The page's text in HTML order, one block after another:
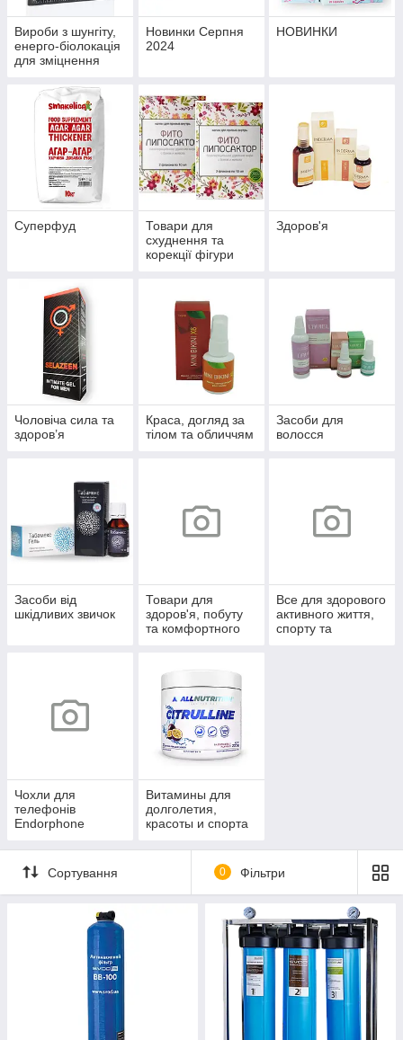
Вироби з шунгіту,
енерго-біолокація
для зміцнення
профілактики
хвороб
Новинки Серпня
2024
НОВИНКИ
Суперфуд
Товари для
схуднення та
корекції фігури
Здоров'я
Чоловіча сила та
здоров’я
Краса, догляд за
тілом та обличчям
Засоби для
волосся
Засоби від
шкідливих звичок
Товари для
здоров'я, побуту
та комфортного
Все для здорового
активного життя,
спорту та
Чохли для
телефонів
Endorphone
Витамины для
долголетия,
красоты и спорта
Сортування 0 Фільтри